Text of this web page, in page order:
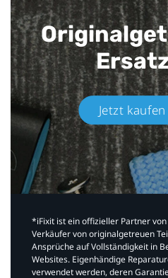
Jetzt
*iFixit ist ein offizieller Partner
Verkäufer von originalgetreuen
Ansprüche auf Vollständigkeit in
Websites. Eigenhändige
verwendet werden, deren